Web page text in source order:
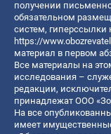
получении
обязательном
систем, гиперссылки
https://
материал в первом
Все материалы на
исследования –
редакции,
принадлежат ООО
На все
имеет